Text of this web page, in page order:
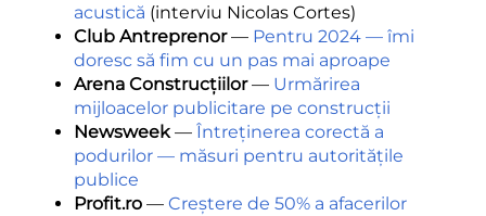
acustică (interviu Nicolas Cortes)
Club Antreprenor— Pentru 2024 — îmi
doresc să fim cu un pas mai aproape
Arena Construcțiilor— Urmărirea
mijloacelor publicitare pe construcții
Newsweek— Întreținerea corectă a
podurilor — măsuri pentru autoritățile
publice
Profit.ro — Creștere de 50% a afacerilor